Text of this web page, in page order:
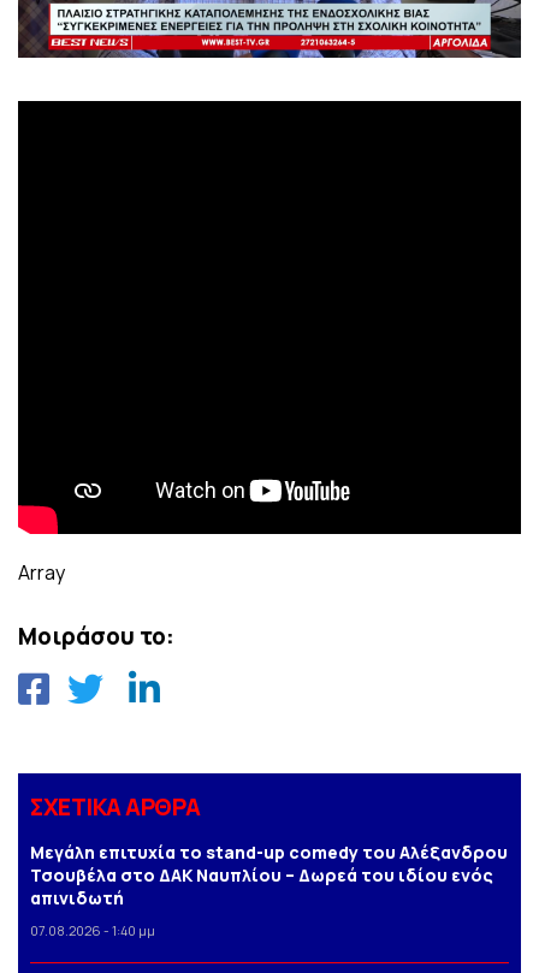
Array
Μοιράσου το:
ΣΧΕΤΙΚΑ ΑΡΘΡΑ
Μεγάλη επιτυχία το stand-up comedy του Αλέξανδρου
Τσουβέλα στο ΔΑΚ Ναυπλίου – Δωρεά του ιδίου ενός
απινιδωτή
07.08.2026 - 1:40 μμ